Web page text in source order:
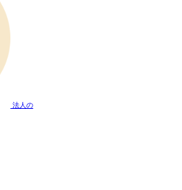
法人の